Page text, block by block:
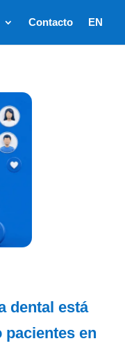
Contacto EN
dental está
pacientes en